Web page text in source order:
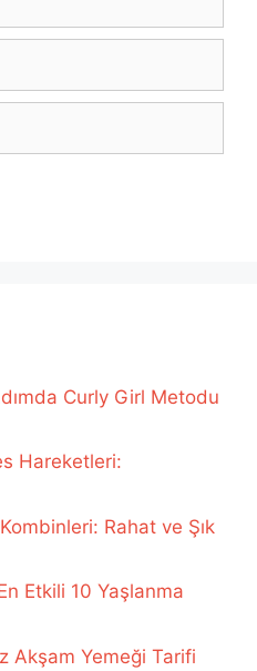
Curly Girl Metodu
Hareketleri:
Rahat ve Şık
Etkili 10 Yaşlanma
Akşam Yemeği Tarifi